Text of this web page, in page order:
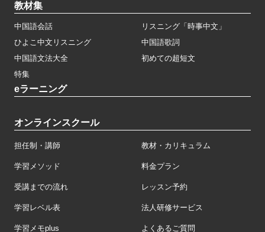
教材集
中国語会話
リスニング「時事中文」
ひよこ中文リスニング
中国語歌詞
中国語文法大全
初めての超短文
特集
eラーニング
オンラインスクール
担任制・講師 教材・カリキュラム
学習メソッド 料金プラン
受講までの流れ レッスン予約
学習レベル表 法人研修サービス
学習メモplus よくあるご質問